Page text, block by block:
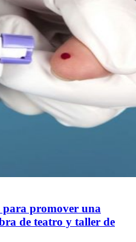
para promover una
de teatro y taller de